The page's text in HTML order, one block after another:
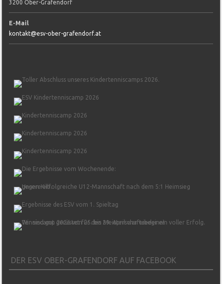
3200 Ober-Grafendorf
E-Mail
kontakt@esv-ober-grafendorf.at
DER ESV OBER-GRAFENDORF AUF FACEBOOK